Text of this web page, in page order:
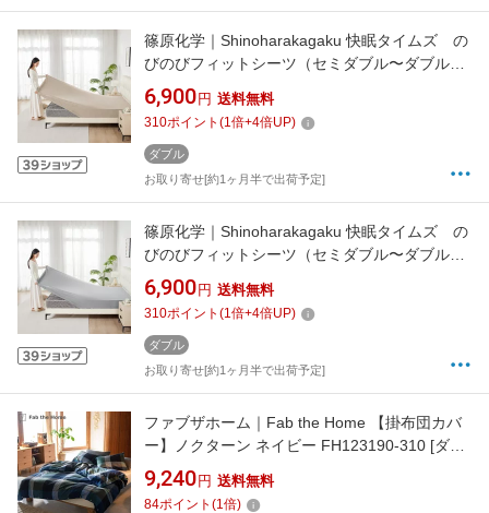
篠原化学｜Shinoharakagaku 快眠タイムズ の
びのびフィットシーツ（セミダブル〜ダブル）
快眠タイムズ グレージュ KMT-FS-120140-
1025-GRG
6,900 円 送料無料
310ポイント (1倍+4倍UP)
ダブル
お取り寄せ[約1ヶ月半で出荷予定]
篠原化学｜Shinoharakagaku 快眠タイムズ の
びのびフィットシーツ（セミダブル〜ダブル）
快眠タイムズ ライトグレー KMT-FS-120140-
1025-LGY
6,900 円 送料無料
310ポイント (1倍+4倍UP)
ダブル
お取り寄せ[約1ヶ月半で出荷予定]
ファブザホーム｜Fab the Home 【掛布団カバ
ー】ノクターン ネイビー FH123190-310 [ダブ
ルサイズ]
9,240 円 送料無料
84ポイント (1倍)